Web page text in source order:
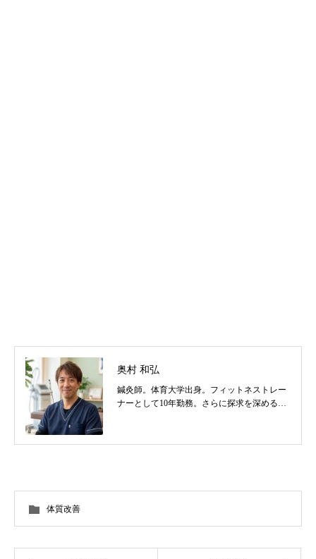
奥村 和弘
鍼灸師。体育大学出身。フィットネストレー
ナーとして10年勤務。さらに探求を深めるべ
の他顔鍼など様々な症状の施術に日々、奔走
体質改善